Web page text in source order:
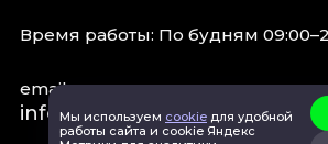
Время работы: По будням
email:
info@concert.moscow
Мы используем cookie для удобной
работы сайта и cookie Яндекс